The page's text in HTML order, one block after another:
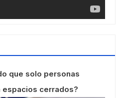
que solo personas
espacios cerrados?